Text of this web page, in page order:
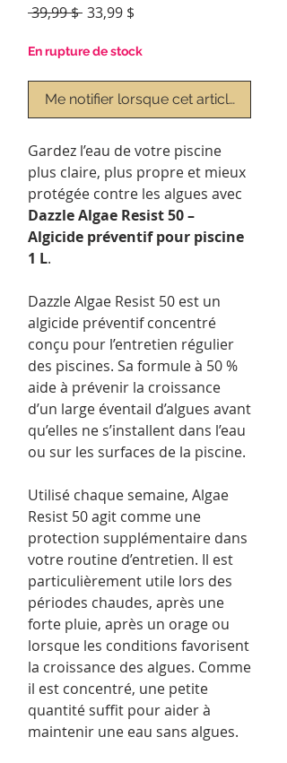
39,99 $ Prix
33,99 $
En rupture de stock
Me notifier lorsque cet article est
Gardez l’eau de votre piscine
plus claire, plus propre et mieux
protégée contre les algues avec
Dazzle Algae Resist 50 –
Algicide préventif pour piscine
1 L.
Dazzle Algae Resist 50 est un
algicide préventif concentré
conçu pour l’entretien régulier
des piscines. Sa formule à 50 %
aide à prévenir la croissance
d’un large éventail d’algues avant
qu’elles ne s’installent dans l’eau
ou sur les surfaces de la piscine.
Utilisé chaque semaine, Algae
Resist 50 agit comme une
protection supplémentaire dans
votre routine d’entretien. Il est
particulièrement utile lors des
périodes chaudes, après une
forte pluie, après un orage ou
lorsque les conditions favorisent
la croissance des algues. Comme
il est concentré, une petite
quantité suffit pour aider à
maintenir une eau sans algues.